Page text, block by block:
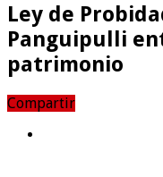
Ley de
Panguipulli
patrimonio
Compartir